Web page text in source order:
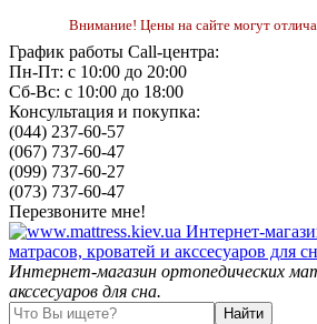
Внимание! Цены на сайте могут
График работы Call-центра:
Пн-Пт: с 10:00 до 20:00
Сб-Вс: с 10:00 до 18:00
Консультация и покупка:
(044) 237-60-57
(067) 737-60-47
(099) 737-60-27
(073) 737-60-47
Перезвоните мне!
Интернет-магазин ортопедических
акссесуаров для сна.